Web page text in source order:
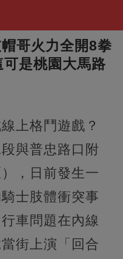
哥火力全開8拳
是桃園大馬路
上格鬥遊戲？
與普忠路口附
，日前發生一
士肢體衝突事
車問題在內線
街上演「回合